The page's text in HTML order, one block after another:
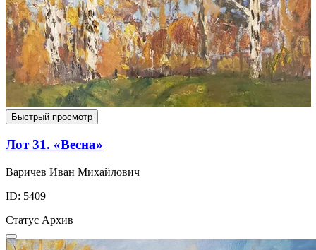
Быстрый просмотр
Лот 31. «Весна»
Варичев Иван Михайлович
ID: 5409
Статус Архив